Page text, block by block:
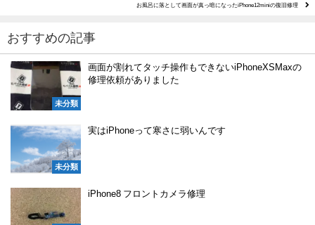
お風呂に落として画面が真っ暗になったiPhone12miniの復旧修理
おすすめの記事
未分類
画面が割れてタッチ操作もできないiPhoneXSMaxの
修理依頼がありました
未分類
実はiPhoneって寒さに弱いんです
iPhone8 フロントカメラ修理